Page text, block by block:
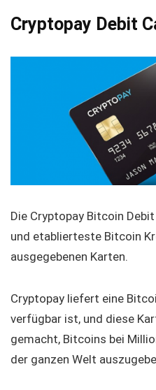
Cryptopay Debit
Die Cryptopay Bitcoin
und etablierteste Bitcoin
ausgegebenen Karten.
Cryptopay liefert eine
verfügbar ist, und diese
gemacht, Bitcoins bei
der ganzen Welt